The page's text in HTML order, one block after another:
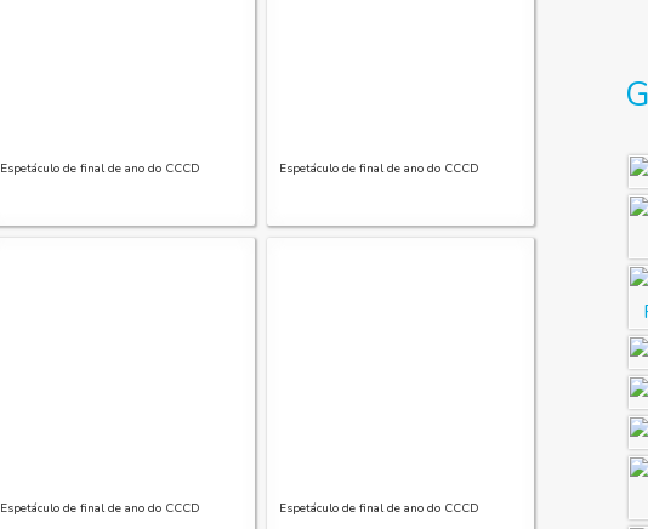
Espetáculo de final de ano do CCCD Espetáculo de final de ano do CCCD
Espetáculo de final de ano do CCCD Espetáculo de final de ano do CCCD